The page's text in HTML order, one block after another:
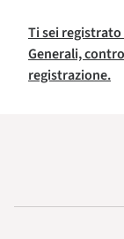
Ti sei
Generali,
registrazione.